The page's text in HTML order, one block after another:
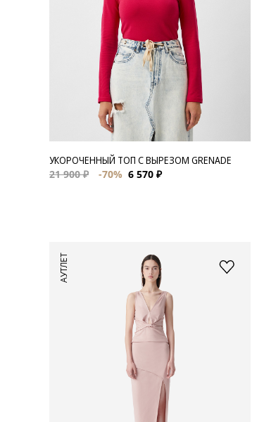
УКОРОЧЕННЫЙ ТОП С ВЫРЕЗОМ GRENADE
21 900 ₽
-70% 6 570 ₽
АУТЛЕТ